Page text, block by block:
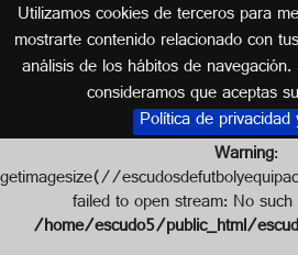
Utilizamos cookies de terceros para
mostrarte contenido relacionado con
análisis de los hábitos de
consideramos que aceptas
Política de
Escudo de
AUSTRALIA
Warning:
getimagesize(//
failed to open stream: No
/home/escudo5/public_html/